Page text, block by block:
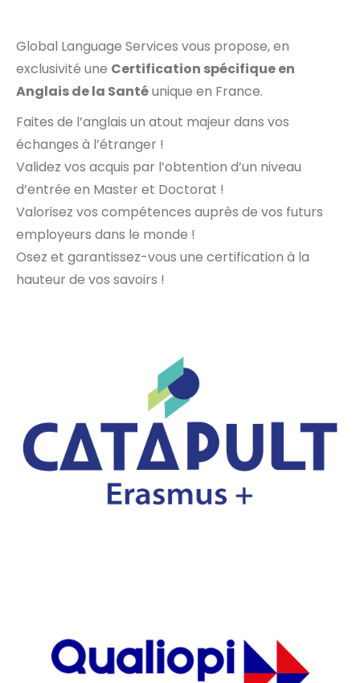
Global Language Services vous propose, en
exclusivité une Certification spécifique en
Anglais de la Santéunique en France.
Faites de l’anglais un atout majeur dans vos
échanges à l’étranger !
Validez vos acquis par l’obtention d’un niveau
d’entrée en Master et Doctorat !
Valorisez vos compétences auprès de vos futurs
employeurs dans le monde !
Osez et garantissez-vous une certification à la
hauteur de vos savoirs !